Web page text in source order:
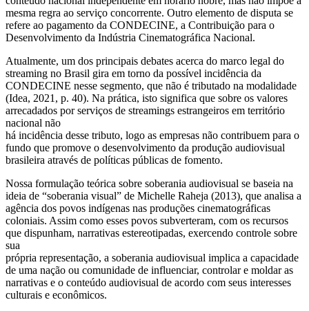
mesma regra ao serviço concorrente. Outro elemento de disputa se
refere ao pagamento da CONDECINE, a Contribuição para o
Desenvolvimento da Indústria Cinematográfica Nacional.
Atualmente, um dos principais debates acerca do marco legal do
streaming no Brasil gira em torno da possível incidência da
CONDECINE nesse segmento, que não é tributado na modalidade
(Idea, 2021, p. 40). Na prática, isto significa que sobre os valores
arrecadados por serviços de streamings estrangeiros em território
nacional não
há incidência desse tributo, logo as empresas não contribuem para o
fundo que promove o desenvolvimento da produção audiovisual
brasileira através de políticas públicas de fomento.
Nossa formulação teórica sobre soberania audiovisual se baseia na
ideia de “soberania visual” de Michelle Raheja (2013), que analisa a
agência dos povos indígenas nas produções cinematográficas
coloniais. Assim como esses povos subverteram, com os recursos
que dispunham, narrativas estereotipadas, exercendo controle sobre
sua
própria representação, a soberania audiovisual implica a capacidade
de uma nação ou comunidade de influenciar, controlar e moldar as
narrativas e o conteúdo audiovisual de acordo com seus interesses
culturais e econômicos.